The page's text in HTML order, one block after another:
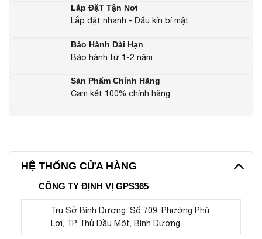
Lắp ĐặT Tận Nơi
Lắp đặt nhanh - Dấu kín bí mật
Bảo Hành Dài Hạn
Bảo hành từ 1-2 năm
Sản Phẩm Chính Hãng
Cam kết 100% chính hãng
HỆ THỐNG CỬA HÀNG
CÔNG TY ĐỊNH VỊ GPS365
Trụ Sở Bình Dương: Số 709, Phường Phú
Lợi, TP. Thủ Dầu Một, Bình Dương